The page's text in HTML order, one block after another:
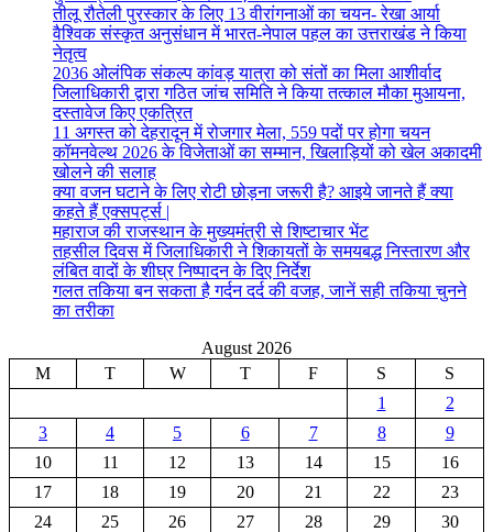
तीलू रौतेली पुरस्कार के लिए 13 वीरांगनाओं का चयन- रेखा आर्या
वैश्विक संस्कृत अनुसंधान में भारत-नेपाल पहल का उत्तराखंड ने किया
नेतृत्व
2036 ओलंपिक संकल्प कांवड़ यात्रा को संतों का मिला आशीर्वाद
जिलाधिकारी द्वारा गठित जांच समिति ने किया तत्काल मौका मुआयना,
दस्तावेज किए एकत्रित
11 अगस्त को देहरादून में रोजगार मेला, 559 पदों पर होगा चयन
कॉमनवेल्थ 2026 के विजेताओं का सम्मान, खिलाड़ियों को खेल अकादमी
खोलने की सलाह
क्या वजन घटाने के लिए रोटी छोड़ना जरूरी है? आइये जानते हैं क्या
कहते हैं एक्सपर्ट्स |
महाराज की राजस्थान के मुख्यमंत्री से शिष्टाचार भेंट
तहसील दिवस में जिलाधिकारी ने शिकायतों के समयबद्ध निस्तारण और
लंबित वादों के शीघ्र निष्पादन के दिए निर्देश
गलत तकिया बन सकता है गर्दन दर्द की वजह, जानें सही तकिया चुनने
का तरीका
August 2026
M
T W T F S
S
1
2
3
4 5 6 7 8
9
10
11 12 13 14 15
16
17
18 19 20 21 22
23
24
25 26 27 28 29
30